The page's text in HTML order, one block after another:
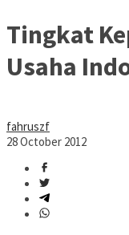
Tingkat
Usaha
fahruszf
28 October 2012